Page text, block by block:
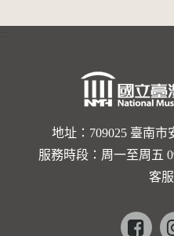
的依戀—
勒大地之
歌]【對
世界與生
命的依戀
馬勒大地
地址：709025 臺南市
服務時段：周一至周五
客